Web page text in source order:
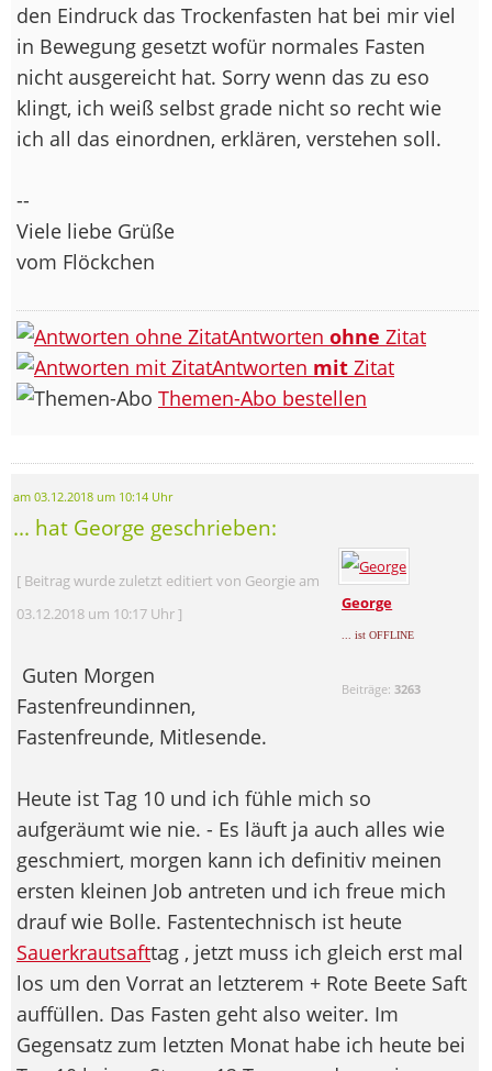
den Eindruck das Trockenfasten hat bei mir viel
in Bewegung gesetzt wofür normales Fasten
nicht ausgereicht hat. Sorry wenn das zu eso
klingt, ich weiß selbst grade nicht so recht wie
ich all das einordnen, erklären, verstehen soll.
--
Viele liebe Grüße
vom Flöckchen
Antworten ohne Zitat
Antworten mit Zitat
Themen-Abo bestellen
am 03.12.2018 um 10:14 Uhr
... hat George geschrieben:
George
... ist OFFLINE
Beiträge:3263
[ Beitrag wurde zuletzt editiert von Georgie am
03.12.2018 um 10:17 Uhr ]
Guten Morgen
Fastenfreundinnen,
Fastenfreunde, Mitlesende.
Heute ist Tag 10 und ich fühle mich so
aufgeräumt wie nie. - Es läuft ja auch alles wie
geschmiert, morgen kann ich definitiv meinen
ersten kleinen Job antreten und ich freue mich
drauf wie Bolle. Fastentechnisch ist heute
Sauerkrautsafttag , jetzt muss ich gleich erst mal
los um den Vorrat an letzterem + Rote Beete Saft
auffüllen. Das Fasten geht also weiter. Im
Gegensatz zum letzten Monat habe ich heute bei